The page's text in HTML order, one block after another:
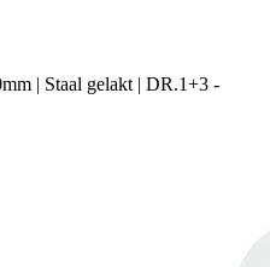
| Staal gelakt | DR.1+3 -